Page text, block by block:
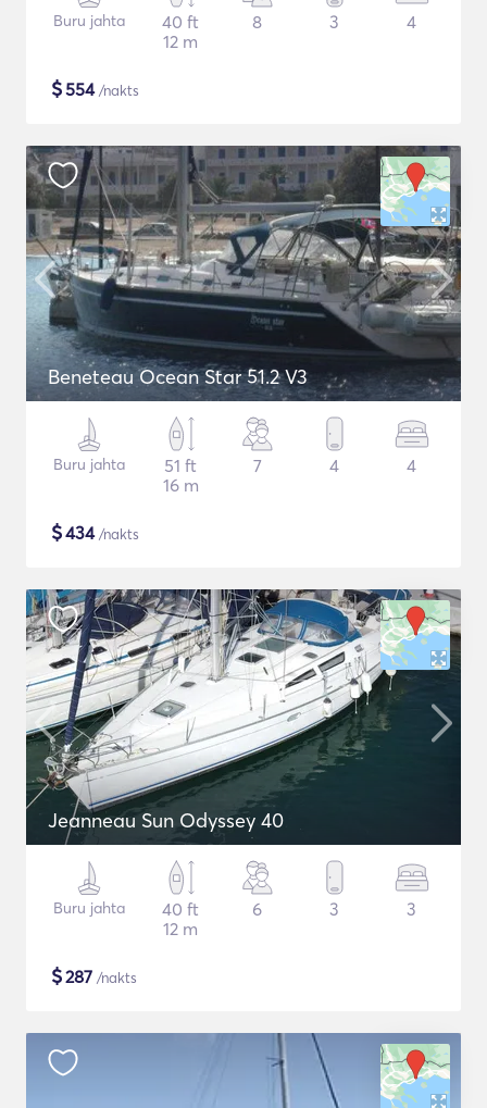
Buru jahta
40 ft
12 m
8 3 4
$554/nakts
Beneteau Ocean Star 51.2 V3
Buru jahta
51 ft
16 m
7 4 4
$434/nakts
Jeanneau Sun Odyssey 40
Buru jahta
40 ft
12 m
6 3 3
$287 /nakts